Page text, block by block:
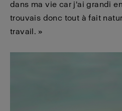
dans ma vie car j'ai grandi
trouvais donc tout à fait
travail. »